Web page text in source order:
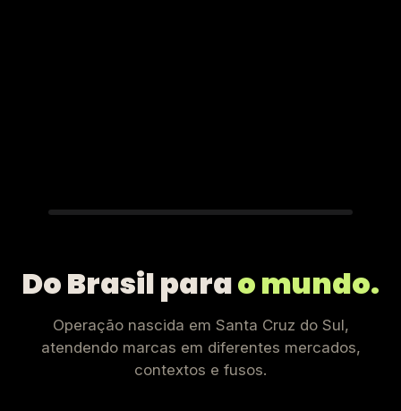
Do Brasil parao mundo.
Operação nascida em Santa Cruz do Sul,
atendendo marcas em diferentes mercados,
contextos e fusos.